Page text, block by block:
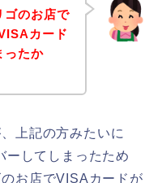
ゴのお店で
カード
ったか
上記の方みたいに
ーしてしまったため
お店でVISAカードが